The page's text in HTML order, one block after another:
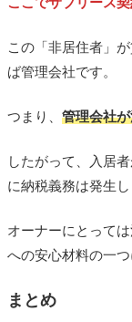
この「非居住者」
ば管理会社です。
つまり、 管理会社
したがって、入居
に納税義務は発生し
オーナーにとって
への安心材料の一つ
まとめ